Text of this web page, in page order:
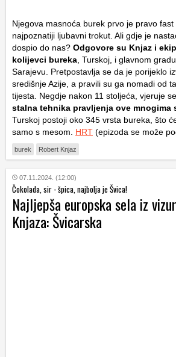
Njegova masnoća burek prvo je pravo
najpoznatiji ljubavni trokut. Ali gdje je
dospio do nas? Odgovore su Knjaz i
kolijevci bureka , Turskoj, i glavnom
Sarajevu. Pretpostavlja se da je porijeklo
središnje Azije, a pravili su ga nomadi od
tijesta. Negdje nakon 11 stoljeća, vjeruje
stalna tehnika pravljenja ove mnogima
Turskoj postoji oko 345 vrsta bureka, što
samo s mesom. HRT (epizoda se može
burek Robert Knjaz
07.11.2024. (12:00)
Čokolada, sir - špica, najbolja je Švica!
Najljepša europska sela iz
Knjaza: Švicarska